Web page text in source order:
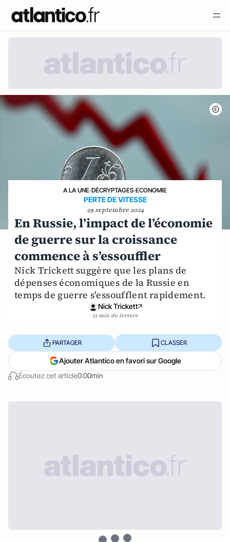
A LA UNE›DÉCRYPTAGES›ECONOMIE
PERTE DE VITESSE
29 septembre 2024
En Russie, l’impact de l’économie
de guerre sur la croissance
commence à s’essouffler
Nick Trickett suggère que les plans de
dépenses économiques de la Russie en
temps de guerre s'essoufflent rapidement.
Nick Trickett
13 min de lecture
Écoutez cet article0:00min
PARTAGER CLASSER
Ajouter Atlantico en favori sur Google